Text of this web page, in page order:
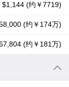
$1,144 (约￥7719)
(约￥174万)
(约￥181万)